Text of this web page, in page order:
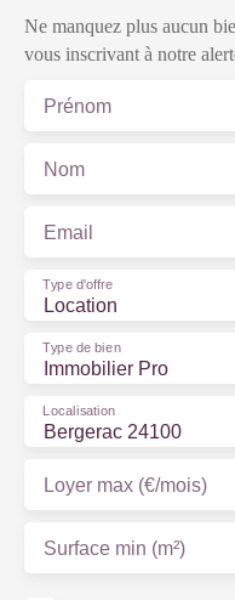
Ne manquez plus aucun
vous inscrivant à notre
Prénom
Nom
Email
Location
Type d'offre
Immobilier Pro
Type de bien
Bergerac 24100
Localisation
Loyer max (€/mois)
Surface min (m²)